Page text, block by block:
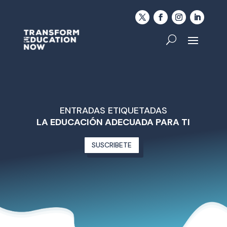
ENTRADAS ETIQUETADAS
LA EDUCACIÓN ADECUADA PARA TI
SUSCRIBETE